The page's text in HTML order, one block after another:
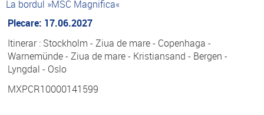
La bordul »MSC Magnifica«
Plecare: 17.06.2027
Itinerar : Stockholm - Ziua de mare - Copenhaga -
Warnemünde - Ziua de mare - Kristiansand - Bergen -
Lyngdal - Oslo
MXPCR10000141599